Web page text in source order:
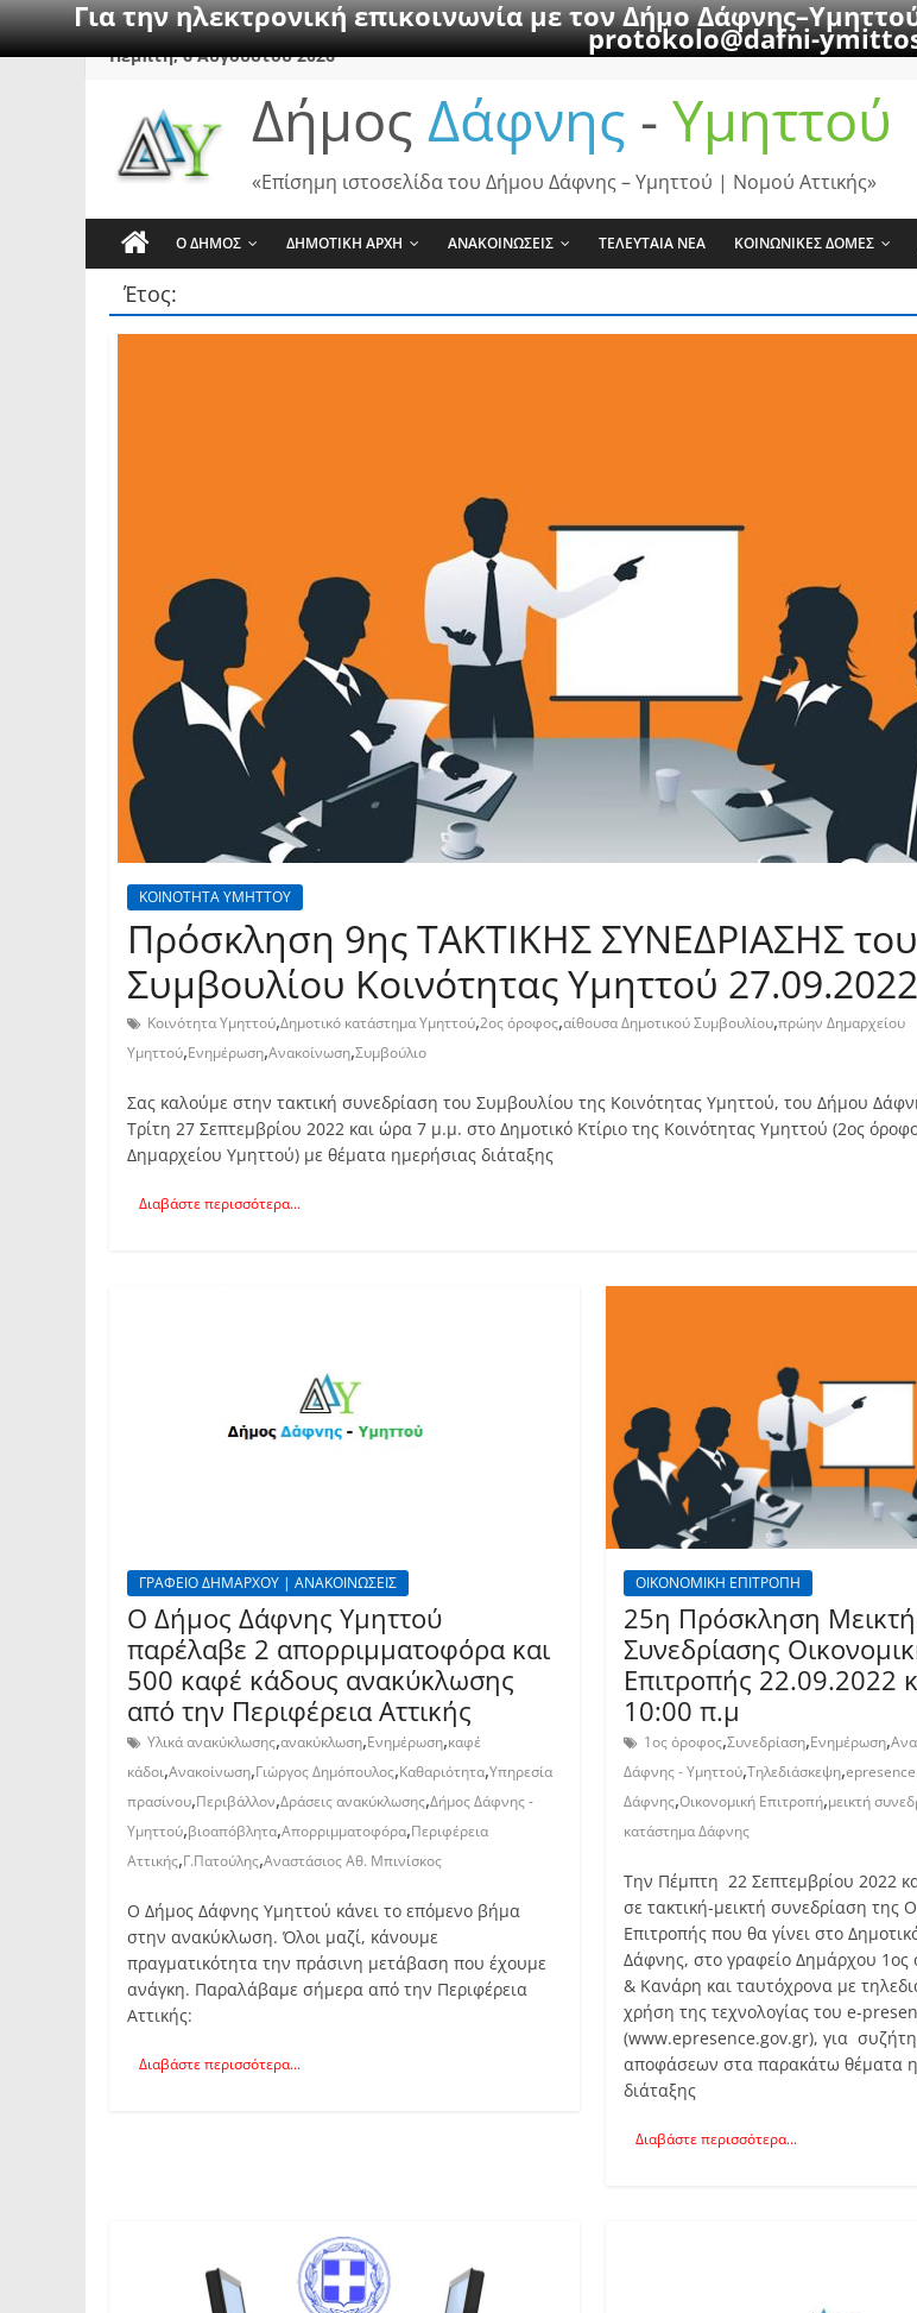
Για την ηλεκτρονική επικοινωνία με τον Δήμο
protokolo@dafni-
SkipΠέμπτη, 6 Αυγούστου 2026
Δήμος Δάφνης - Υμηττού
«Επίσημη ιστοσελίδα του Δήμου Δάφνης – Υμηττού | Νομού Αττικής»
Ο ΔΗΜΟΣ ΔΗΜΟΤΙΚΗ ΑΡΧΗ ΑΝΑΚΟΙΝΩΣΕΙΣ ΤΕΛΕΥΤΑΙΑ ΝΕΑ ΚΟΙΝΩΝΙΚΕΣ ΔΟΜΕΣ
Έτος:
ΚΟΙΝΟΤΗΤΑ ΥΜΗΤΤΟΥ
Πρόσκληση 9ης TAKTIKHΣ ΣΥΝΕΔΡΙΑΣΗΣ του
Συμβουλίου Κοινότητας Υμηττού 27.09.2022
Κοινότητα Υμηττού,Δημοτικό κατάστημα Υμηττού,2ος όροφος,αίθουσα Δημοτικού Συμβουλίου,πρώην Δημαρχείου
Υμηττού,Ενημέρωση,Ανακοίνωση,Συμβούλιο
Σας καλούμε στην τακτική συνεδρίαση του Συμβουλίου της Κοινότητας Υμηττού, του Δήμου
Τρίτη 27 Σεπτεμβρίου 2022 και ώρα 7 μ.μ. στο Δημοτικό Κτίριο της Κοινότητας Υμηττού (2ος
Δημαρχείου Υμηττού) με θέματα ημερήσιας διάταξης
Διαβάστε περισσότερα...
ΓΡΑΦΕΙΟ ΔΗΜΑΡΧΟΥ | ΑΝΑΚΟΙΝΩΣΕΙΣ
Ο Δήμος Δάφνης Υμηττού
παρέλαβε 2 απορριμματοφόρα και
500 καφέ κάδους ανακύκλωσης
από την Περιφέρεια Αττικής
Υλικά ανακύκλωσης,ανακύκλωση,Ενημέρωση,καφέ
κάδοι,Ανακοίνωση,Γιώργος Δημόπουλος,Καθαριότητα,Υπηρεσία
πρασίνου,Περιβάλλον,Δράσεις ανακύκλωσης,Δήμος Δάφνης -
Υμηττού,βιοαπόβλητα,Απορριμματοφόρα,Περιφέρεια
Αττικής,Γ.Πατούλης,Αναστάσιος Αθ. Μπινίσκος
Ο Δήμος Δάφνης Υμηττού κάνει το επόμενο βήμα
στην ανακύκλωση. Όλοι μαζί, κάνουμε
πραγματικότητα την πράσινη μετάβαση που έχουμε
ανάγκη. Παραλάβαμε σήμερα από την Περιφέρεια
Αττικής:
Διαβάστε περισσότερα...
ΟΙΚΟΝΟΜΙΚΗ ΕΠΙΤΡΟΠΗ
25η Πρόσκληση
Συνεδρίασης
Επιτροπής 22.09.2022
10:00 π.μ
1ος όροφος,Συνεδρίαση,Ενημέρωση,
Δάφνης - Υμηττού,Τηλεδιάσκεψη,
Δάφνης,Οικονομική Επιτροπή,μεικτή
κατάστημα Δάφνης
Την Πέμπτη 22 Σεπτεμβρίου 2022
σε τακτική-μεικτή συνεδρίαση της
Επιτροπής που θα γίνει στο
Δάφνης, στο γραφείο Δημάρχου 1ος
& Κανάρη και ταυτόχρονα με
χρήση της τεχνολογίας του e-
(www.epresence.gov.gr), για
αποφάσεων στα παρακάτω θέματα
διάταξης
Διαβάστε περισσότερα...